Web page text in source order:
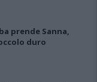
prende Sanna,
duro